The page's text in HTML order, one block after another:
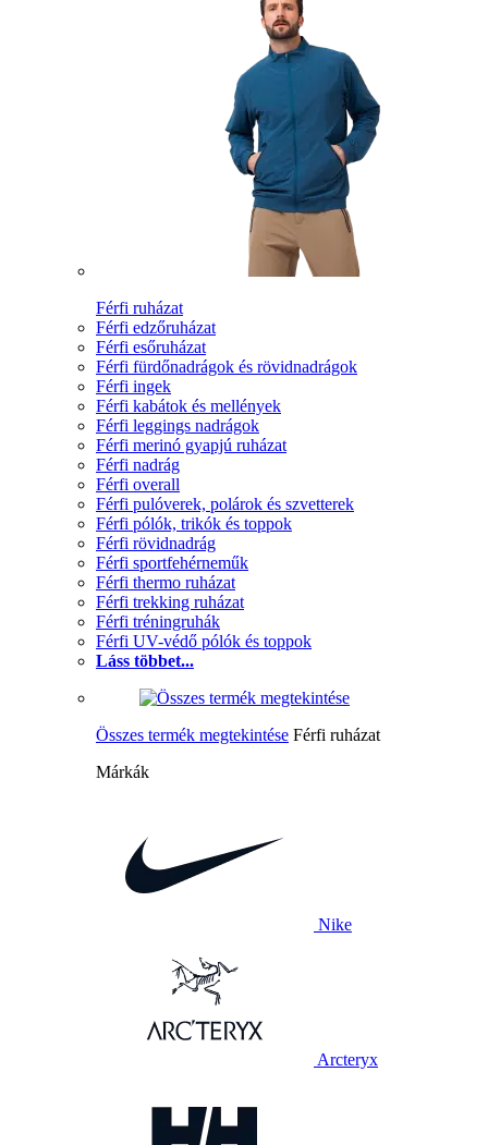
Férfi ruházat
Férfi edzőruházat
Férfi esőruházat
Férfi fürdőnadrágok és rövidnadrágok
Férfi ingek
Férfi kabátok és mellények
Férfi leggings nadrágok
Férfi merinó gyapjú ruházat
Férfi nadrág
Férfi overall
Férfi pulóverek, polárok és szvetterek
Férfi pólók, trikók és toppok
Férfi rövidnadrág
Férfi sportfehérneműk
Férfi thermo ruházat
Férfi trekking ruházat
Férfi tréningruhák
Férfi UV-védő pólók és toppok
Láss többet...
Összes termék megtekintése Férfi ruházat
Márkák
Nike
Arcteryx